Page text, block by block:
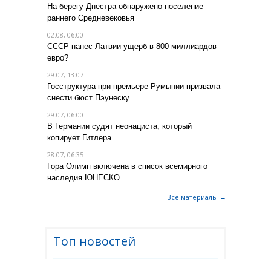
На берегу Днестра обнаружено поселение
раннего Средневековья
02.08, 06:00
СССР нанес Латвии ущерб в 800 миллиардов
евро?
29.07, 13:07
Госструктура при премьере Румынии призвала
снести бюст Пэунеску
29.07, 06:00
В Германии судят неонациста, который
копирует Гитлера
28.07, 06:35
Гора Олимп включена в список всемирного
наследия ЮНЕСКО
Все материалы →
Топ новостей